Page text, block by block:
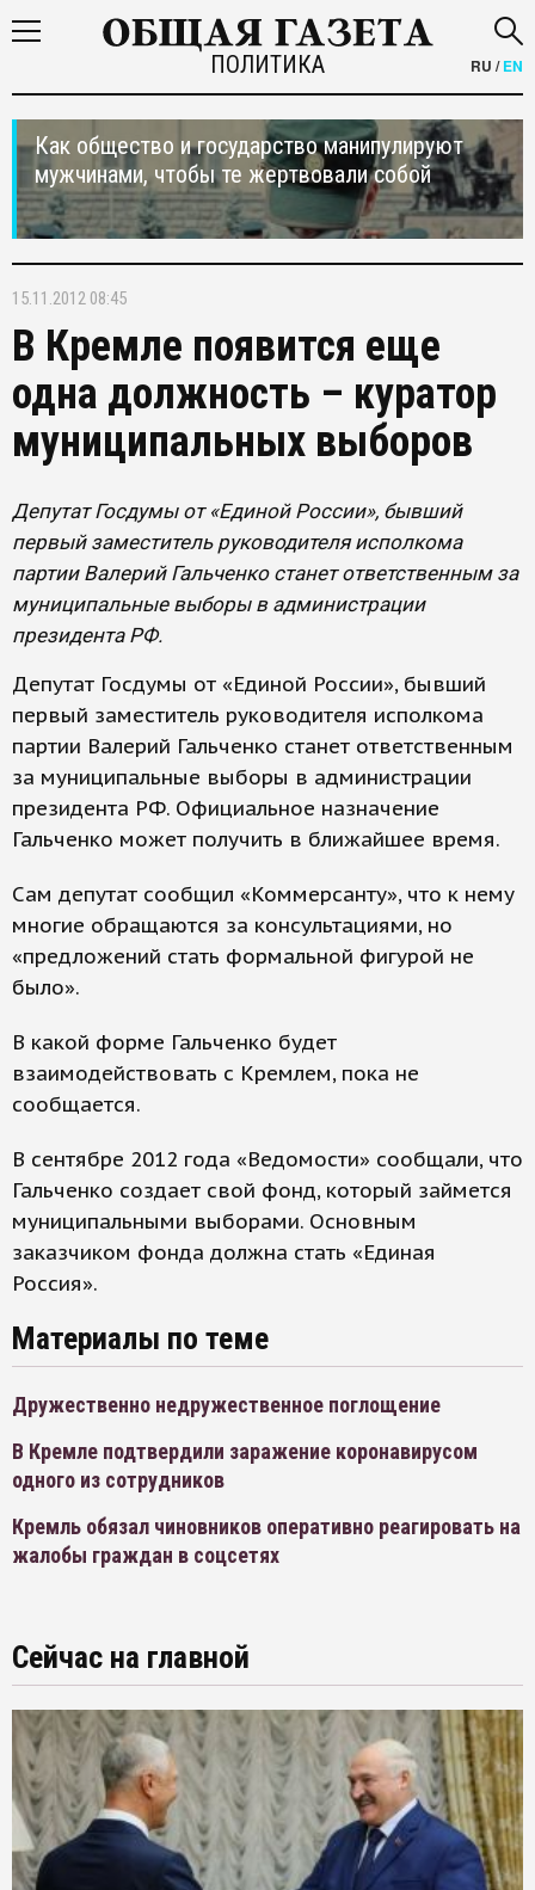
ПОЛИТИКА RU /EN
Как общество и государство манипулируют
мужчинами, чтобы те жертвовали собой
15.11.2012 08:45
В Кремле появится еще
одна должность – куратор
муниципальных выборов
Депутат Госдумы от «Единой России», бывший
первый заместитель руководителя исполкома
партии Валерий Гальченко станет ответственным за
муниципальные выборы в администрации
президента РФ.
Депутат Госдумы от «Единой России», бывший
первый заместитель руководителя исполкома
партии Валерий Гальченко станет ответственным
за муниципальные выборы в администрации
президента РФ. Официальное назначение
Гальченко может получить в ближайшее время.
Сам депутат сообщил «Коммерсанту», что к нему
многие обращаются за консультациями, но
«предложений стать формальной фигурой не
было».
В какой форме Гальченко будет
взаимодействовать с Кремлем, пока не
сообщается.
В сентябре 2012 года «Ведомости» сообщали, что
Гальченко создает свой фонд, который займется
муниципальными выборами. Основным
заказчиком фонда должна стать «Единая
Россия».
Материалы по теме
Дружественно недружественное поглощение
В Кремле подтвердили заражение коронавирусом
одного из сотрудников
Кремль обязал чиновников оперативно реагировать на
жалобы граждан в соцсетях
Сейчас на главной